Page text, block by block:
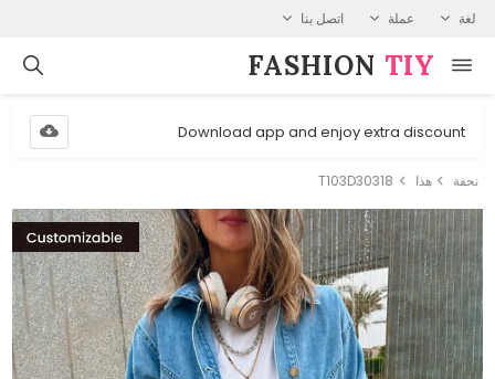
لغة عملة اتصل بنا
FASHION⁠ TIY
Download app and enjoy extra discount
نحفة هذا T103D30318